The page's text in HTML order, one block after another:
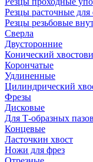
Резцы расточные для
Резцы резьбовые
Сверла
Двусторонние
Конический
Корончатые
Удлиненные
Цилиндрический
Фрезы
Дисковые
Для Т-образных пазов
Концевые
Ласточкин хвост
Ножи для фрез